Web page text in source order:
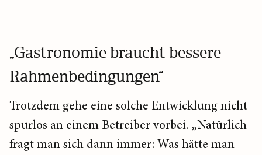
„Gastronomie braucht bessere
Rahmenbedingungen“
Trotzdem gehe eine solche Entwicklung nicht
spurlos an einem Betreiber vorbei. „Natürlich
fragt man sich dann immer: Was hätte man